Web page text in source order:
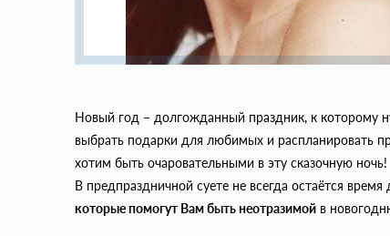
Новый год – долгожданный праздник, к которому
выбрать подарки для любимых и распланировать
хотим быть очаровательными в эту сказочную ночь!
В предпраздничной суете не всегда остаётся время
которые помогут Вам быть неотразимой в